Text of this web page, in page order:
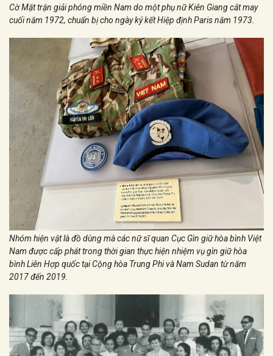
Cờ Mặt trận giải phóng miền Nam do một phụ nữ Kiên Giang cắt may
cuối năm 1972, chuẩn bị cho ngày ký kết Hiệp định Paris năm 1973.
Nhóm hiện vật là đồ dùng mà các nữ sĩ quan Cục Gìn giữ hòa bình Việt
Nam được cấp phát trong thời gian thực hiện nhiệm vụ gìn giữ hòa
bình Liên Hợp quốc tại Cộng hòa Trung Phi và Nam Sudan từ năm
2017 đến 2019.